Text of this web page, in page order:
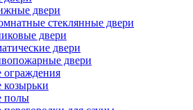
двери
стеклянные двери
двери
двери
двери
ограждения
полы